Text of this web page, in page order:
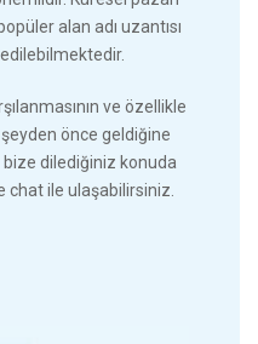
alan adı uzantısı
ve özellikle
önce geldiğine
bize dilediğiniz konuda
chat ile ulaşabilirsiniz.